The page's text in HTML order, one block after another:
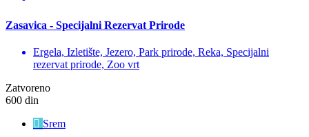
Zasavica - Specijalni Rezervat Prirode
Ergela, Izletište, Jezero, Park prirode, Reka, Specijalni
rezervat prirode, Zoo vrt
Zatvoreno
600 din
Srem